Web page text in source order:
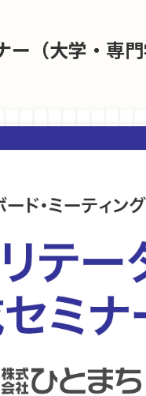
ー（大学・専